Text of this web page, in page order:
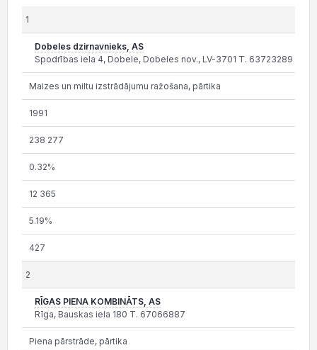
1
Dobeles dzirnavnieks, AS
Spodrības iela 4, Dobele, Dobeles nov., LV-3701 T. 63723289
Maizes un miltu izstrādājumu ražošana, pārtika
1991
238 277
0.32%
12 365
5.19%
427
2
RĪGAS PIENA KOMBINĀTS, AS
Rīga, Bauskas iela 180 T. 67066887
Piena pārstrāde, pārtika